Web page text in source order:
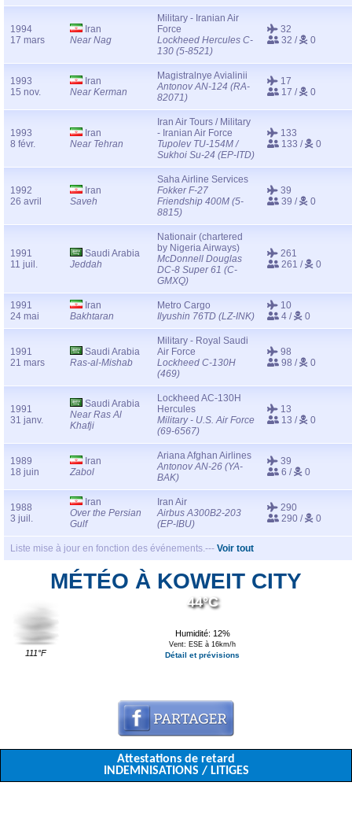
Liste mise à jour en fonction des événements.--- Voir tout
1994
17 mars
Iran
Near Nag
Military - Iranian Air
Force
Lockheed Hercules C-
130 (5-8521)
32
32 /
0
1993
15 nov.
Iran
Near Kerman
Magistralnye Avialinii
Antonov AN-124 (RA-
82071)
17
17 /
0
1993
8 févr.
Iran
Near Tehran
Iran Air Tours / Military
- Iranian Air Force
Tupolev TU-154M /
Sukhoi Su-24 (EP-ITD)
133
133 /
0
1992
26 avril
Iran
Saveh
Saha Airline Services
Fokker F-27
Friendship 400M (5-
8815)
39
39 /
0
1991
11 juil.
Saudi Arabia
Jeddah
Nationair (chartered
by Nigeria Airways)
McDonnell Douglas
DC-8 Super 61 (C-
GMXQ)
261
261 /
0
1991
24 mai
Iran
Bakhtaran
Metro Cargo
Ilyushin 76TD (LZ-INK)
10
4 /
0
1991
21 mars
Saudi Arabia
Ras-al-Mishab
Military - Royal Saudi
Air Force
Lockheed C-130H
(469)
98
98 /
0
1991
31 janv.
Saudi Arabia
Near Ras Al
Khafji
Lockheed AC-130H
Hercules
Military - U.S. Air Force
(69-6567)
13
13 /
0
1989
18 juin
Iran
Zabol
Ariana Afghan Airlines
Antonov AN-26 (YA-
BAK)
39
6 /
0
1988
3 juil.
Iran
Over the Persian
Gulf
Iran Air
Airbus A300B2-203
(EP-IBU)
290
290 /
0
MÉTÉO À KOWEIT CITY
111°F
44°C
Humidité: 12%
Vent: ESE à 16km/h
Détail et prévisions
Attestations de retard
INDEMNISATIONS / LITIGES